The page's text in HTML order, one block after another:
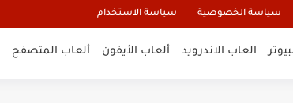
سياسة الخصوصية سياسة الاستخدام
العاب الاندرويد ألعاب الأيفون ألعاب المتصفح